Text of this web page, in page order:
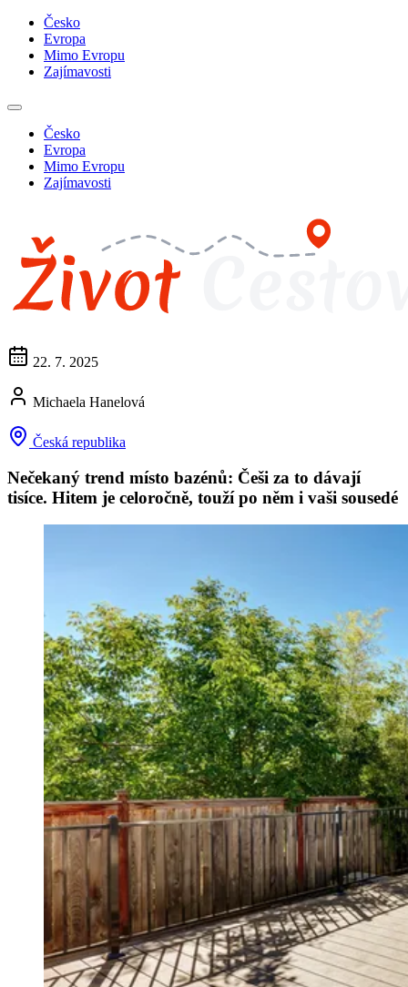
Česko
Evropa
Mimo Evropu
Zajímavosti
Česko
Evropa
Mimo Evropu
Zajímavosti
22. 7. 2025
Michaela Hanelová
Česká republika
Nečekaný trend místo bazénů: Češi za to dávají
tisíce. Hitem je celoročně, touží po něm i vaši sousedé